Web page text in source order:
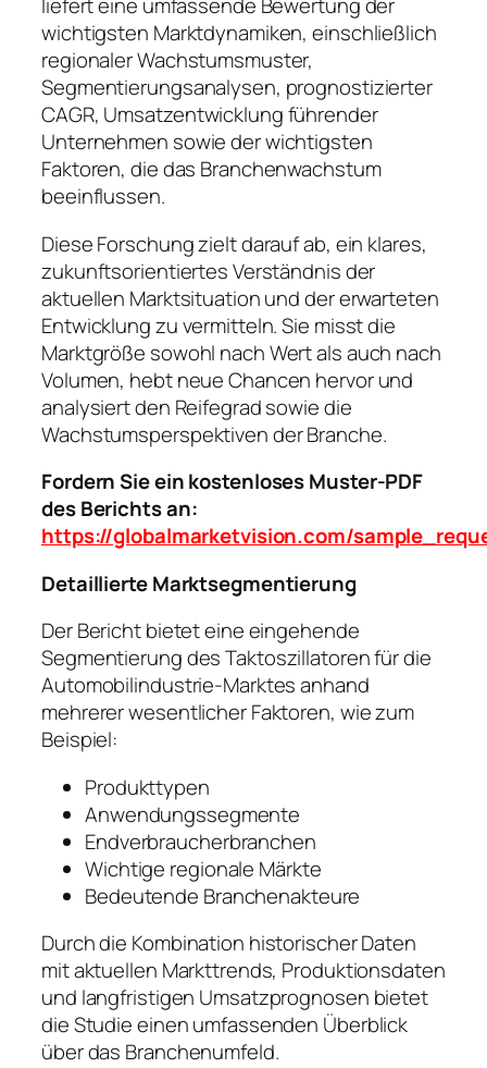
liefert eine umfassende Bewertung der
wichtigsten Marktdynamiken, einschließlich
regionaler Wachstumsmuster,
Segmentierungsanalysen, prognostizierter
CAGR, Umsatzentwicklung führender
Unternehmen sowie der wichtigsten
Faktoren, die das Branchenwachstum
beeinflussen.
Diese Forschung zielt darauf ab, ein klares,
zukunftsorientiertes Verständnis der
aktuellen Marktsituation und der erwarteten
Entwicklung zu vermitteln. Sie misst die
Marktgröße sowohl nach Wert als auch nach
Volumen, hebt neue Chancen hervor und
analysiert den Reifegrad sowie die
Wachstumsperspektiven der Branche.
Fordern Sie ein kostenloses Muster-PDF
des Berichts an:
https://globalmarketvision.com/
Detaillierte Marktsegmentierung
Der Bericht bietet eine eingehende
Segmentierung des Taktoszillatoren für die
Automobilindustrie-Marktes anhand
mehrerer wesentlicher Faktoren, wie zum
Beispiel:
Produkttypen
Anwendungssegmente
Endverbraucherbranchen
Wichtige regionale Märkte
Bedeutende Branchenakteure
Durch die Kombination historischer Daten
mit aktuellen Markttrends, Produktionsdaten
und langfristigen Umsatzprognosen bietet
die Studie einen umfassenden Überblick
über das Branchenumfeld.